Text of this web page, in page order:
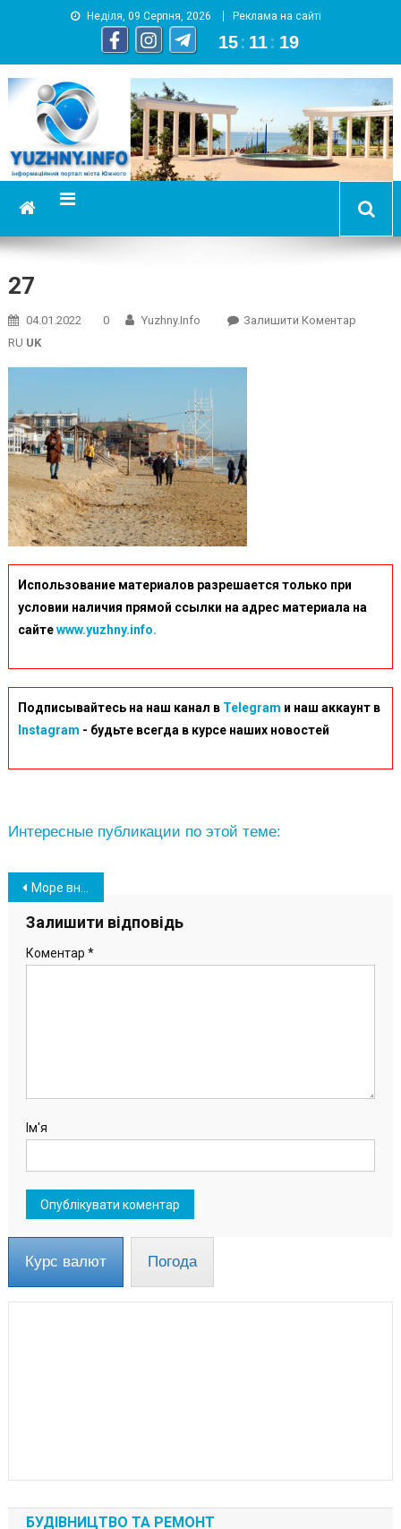
Неділя, 09 Серпня, 2026 Реклама на сайті
15 : 11 : 20
YUZHNY.INFO
информационный портал города Южный
27
04.01.2022 0 Yuzhny.info Залишити КоментарOn
RU UK
Использование материалов разрешается только при
условии наличия прямой ссылки на адрес материала на
сайтеwww.yuzhny.info.
Подписывайтесь на наш канал в Telegram и наш аккаунт в
Instagram - будьте всегда в курсе наших новостей
Интересные публикации по этой теме:
Навігація
записів
Море вновь смыло часть пляжа: в Южном заказали проект по берегоукреплению
Залишити відповідь
Коментар *
Ім'я
Курс валют Погода
БУДІВНИЦТВО ТА РЕМОНТ